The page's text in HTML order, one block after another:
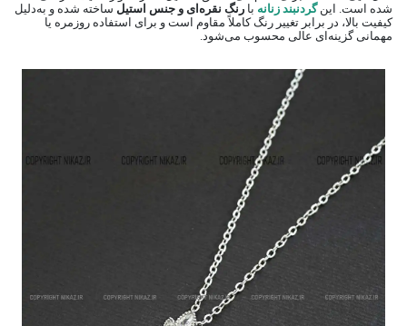
شده است. اینگردنبند زنانه با رنگ نقره‌ای و جنس استیل ساخته شده و به‌دلیل
کیفیت بالا، در برابر تغییر رنگ کاملاً مقاوم است و برای استفاده روزمره یا
مهمانی گزینه‌ای عالی محسوب می‌شود.